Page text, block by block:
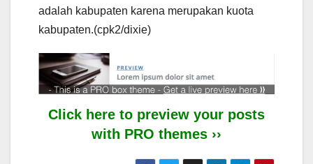
adalah kabupaten karena merupakan kuota
kabupaten.(cpk2/dixie)
Click here to preview your posts
with PRO themes ››